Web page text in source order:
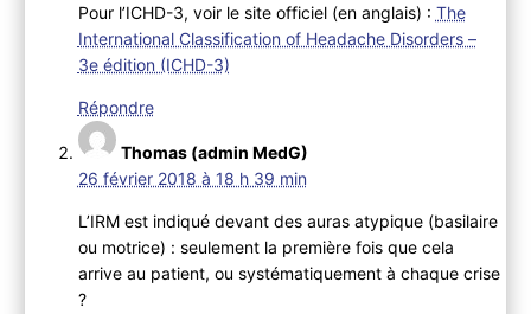
Pour l’ICHD-3, voir le site officiel (en anglais) : The
International Classification of Headache Disorders –
3e édition (ICHD-3)
Répondre
Thomas (admin MedG)
26 février 2018 à 18 h 39 min
L’IRM est indiqué devant des auras atypique (basilaire
ou motrice) : seulement la première fois que cela
arrive au patient, ou systématiquement à chaque crise
?